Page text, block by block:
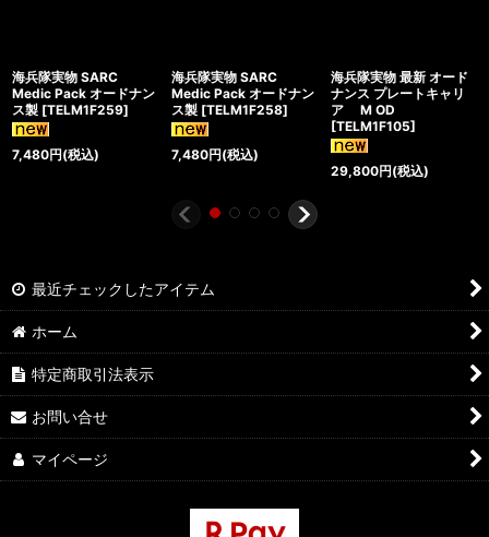
海兵隊実物 SARC
Medic Pack オードナン
ス製 [TELM1F259]
7,480円(税込)
海兵隊実物 SARC
Medic Pack オードナン
ス製 [TELM1F258]
7,480円(税込)
海兵隊実物 最新 オード
ナンス プレートキャリ
ア M OD
[TELM1F105]
29,800円(税込)
最近チェックしたアイテム
ホーム
特定商取引法表示
お問い合せ
マイページ